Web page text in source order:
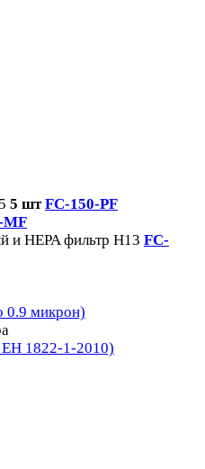
5 шт FC-150-PF
MF
и HEPA фильтр H13 FC-
0.9 микрон)
1822-1-2010)